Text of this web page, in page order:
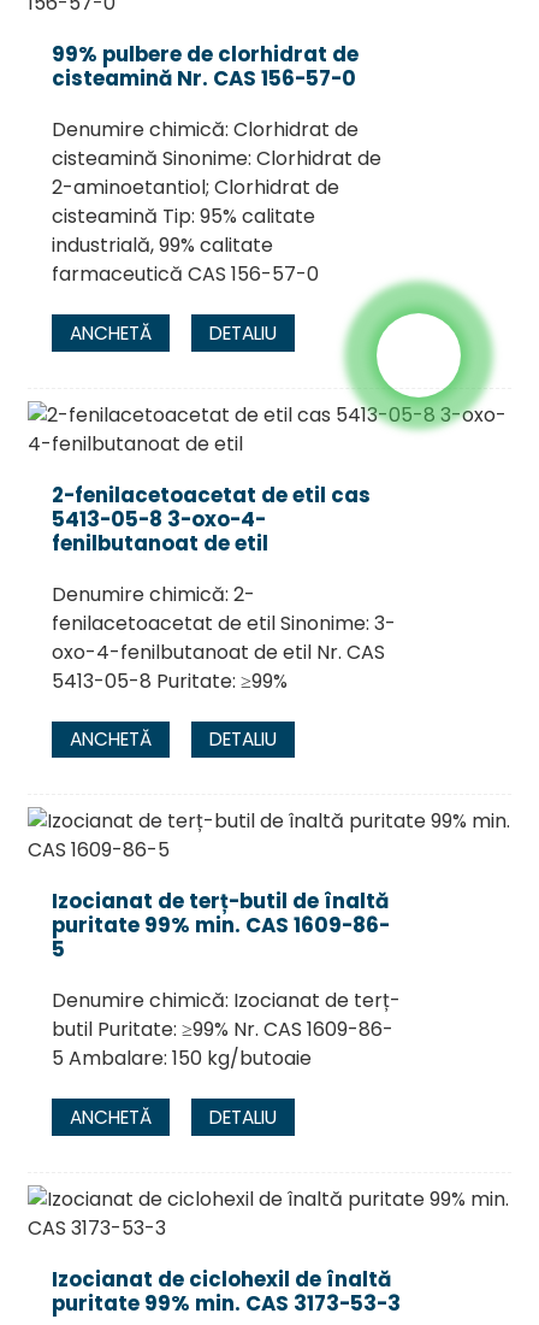
99% pulbere de clorhidrat de
cisteamină Nr. CAS 156-57-0
Denumire chimică: Clorhidrat de
cisteamină Sinonime: Clorhidrat de
2-aminoetantiol; Clorhidrat de
cisteamină Tip: 95% calitate
industrială, 99% calitate
farmaceutică CAS 156-57-0
ANCHETĂ DETALIU
2-fenilacetoacetat de etil cas
5413-05-8 3-oxo-4-
fenilbutanoat de etil
Denumire chimică: 2-
fenilacetoacetat de etil Sinonime: 3-
oxo-4-fenilbutanoat de etil Nr. CAS
5413-05-8 Puritate: ≥99%
ANCHETĂ DETALIU
Izocianat de terț-butil de înaltă
puritate 99% min. CAS 1609-86-
5
Denumire chimică: Izocianat de terț-
butil Puritate: ≥99% Nr. CAS 1609-86-
5 Ambalare: 150 kg/butoaie
ANCHETĂ DETALIU
Izocianat de ciclohexil de înaltă
puritate 99% min. CAS 3173-53-3